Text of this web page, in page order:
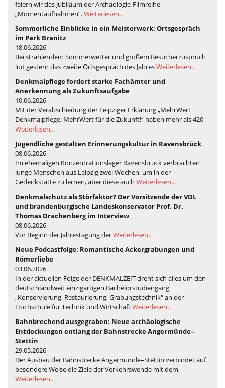
feiern wir das Jubiläum der Archäologie-Filmreihe
„Momentaufnahmen“.Weiterlesen...
Sommerliche Einblicke in ein Meisterwerk: Ortsgespräch
im Park Branitz
18.06.2026
Bei strahlendem Sommerwetter und großem Besucherzuspruch
lud gestern das zweite Ortsgespräch des JahresWeiterlesen...
Denkmalpflege fordert starke Fachämter und
Anerkennung als Zukunftsaufgabe
10.06.2026
Mit der Verabschiedung der Leipziger Erklärung „MehrWert
Denkmalpflege: MehrWert für die Zukunft!“ haben mehr als 420
Weiterlesen...
Jugendliche gestalten Erinnerungskultur in Ravensbrück
08.06.2026
Im ehemaligen Konzentrationslager Ravensbrück verbrachten
junge Menschen aus Leipzig zwei Wochen, um in der
Gedenkstätte zu lernen, aber diese auch Weiterlesen...
Denkmalschutz als Störfaktor? Der Vorsitzende der VDL
und brandenburgische Landeskonservator Prof. Dr.
Thomas Drachenberg im Interview
08.06.2026
Vor Beginn der Jahrestagung derWeiterlesen...
Neue Podcastfolge: Romantische Ackergrabungen und
Römerliebe
03.06.2026
In der aktuellen Folge der DENKMALZEIT dreht sich alles um den
deutschlandweit einzigartigen Bachelorstudiengang
„Konservierung, Restaurierung, Grabungstechnik“ an der
Hochschule für Technik und WirtschaftWeiterlesen...
Bahnbrechend ausgegraben: Neue archäologische
Entdeckungen entlang der Bahnstrecke Angermünde–
Stettin
29.05.2026
Der Ausbau der Bahnstrecke Angermünde–Stettin verbindet auf
besondere Weise die Ziele der Verkehrswende mit dem
Weiterlesen...